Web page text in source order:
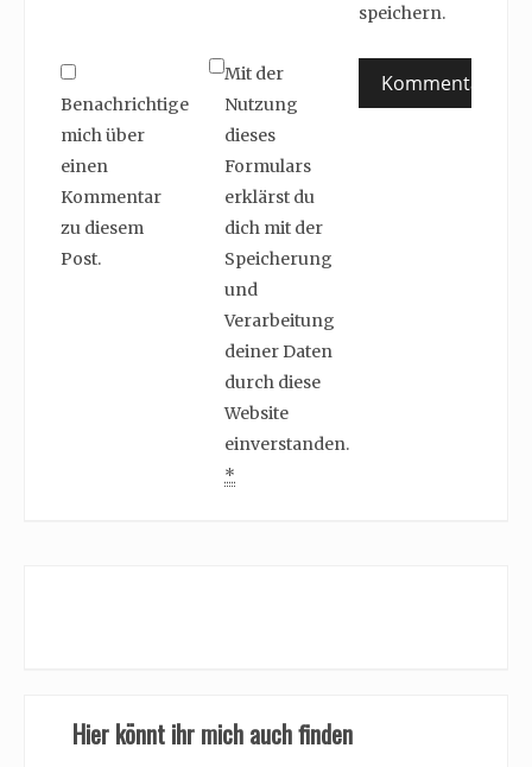
speichern.
Benachrichtige
mich über
einen
Kommentar
zu diesem
Post.
Mit der
Nutzung
dieses
Formulars
erklärst du
dich mit der
Speicherung
und
Verarbeitung
deiner Daten
durch diese
Website
einverstanden.
*
Hier könnt ihr mich auch finden